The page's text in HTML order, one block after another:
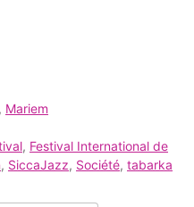
, Mariem
, Festival International de
, SiccaJazz, Société, tabarka